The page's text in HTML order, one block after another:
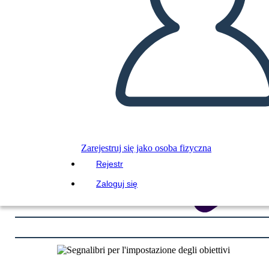
Zarejestruj się jako osoba fizyczna
Rejestr
Zaloguj się